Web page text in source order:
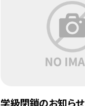
学級閉鎖のお知らせ